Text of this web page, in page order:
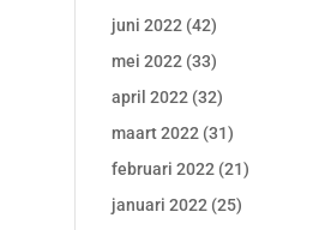
juni 2022 (42)
mei 2022 (33)
april 2022 (32)
maart 2022 (31)
februari 2022 (21)
januari 2022 (25)